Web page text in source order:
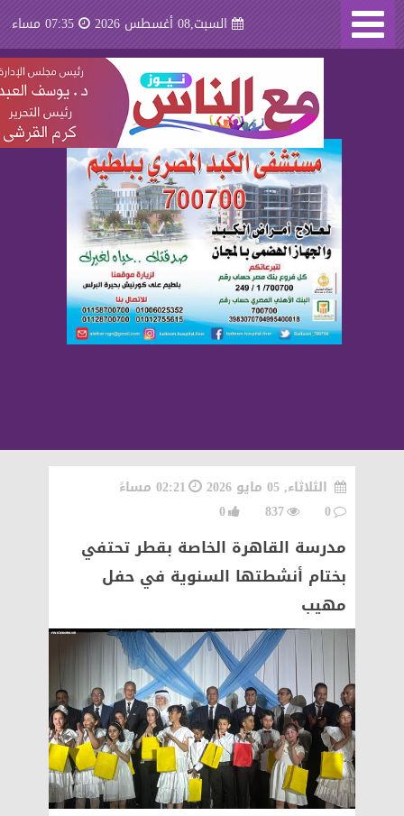
السبت,08 أغسطس 2026 07:35 مساء
الثلاثاء, 05 مايو 2026
02:21 مساءً
0
837
0
مدرسة القاهرة الخاصة بقطر تحتفي
بختام أنشطتها السنوية في حفل
مهيب